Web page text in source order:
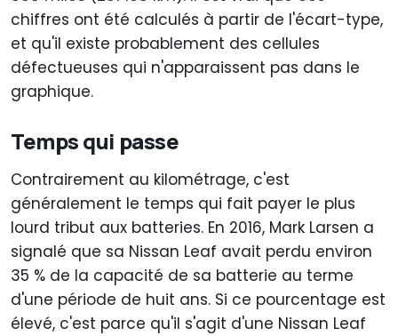
chiffres ont été calculés à partir de l'écart-type,
et qu'il existe probablement des cellules
défectueuses qui n'apparaissent pas dans le
graphique.
Temps qui passe
Contrairement au kilométrage, c'est
généralement le temps qui fait payer le plus
lourd tribut aux batteries. En 2016, Mark Larsen a
signalé que sa Nissan Leaf avait perdu environ
35 % de la capacité de sa batterie au terme
d'une période de huit ans. Si ce pourcentage est
élevé, c'est parce qu'il s'agit d'une Nissan Leaf